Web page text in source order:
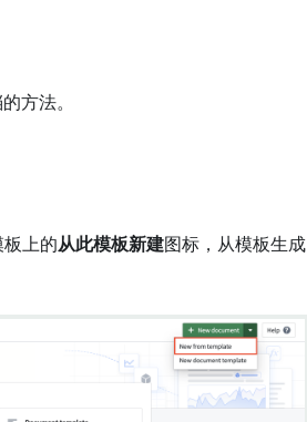
方法。
上的从此模板新建图标，从模板生成